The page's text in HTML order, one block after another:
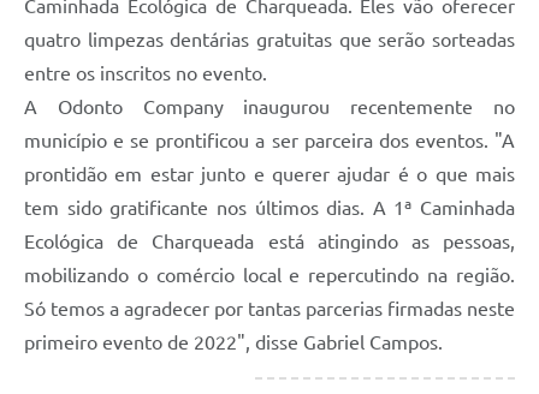
Caminhada Ecológica de Charqueada. Eles vão oferecer
quatro limpezas dentárias gratuitas que serão sorteadas
entre os inscritos no evento.
A Odonto Company inaugurou recentemente no
município e se prontificou a ser parceira dos eventos. "A
prontidão em estar junto e querer ajudar é o que mais
tem sido gratificante nos últimos dias. A 1ª Caminhada
Ecológica de Charqueada está atingindo as pessoas,
mobilizando o comércio local e repercutindo na região.
Só temos a agradecer por tantas parcerias firmadas neste
primeiro evento de 2022", disse Gabriel Campos.